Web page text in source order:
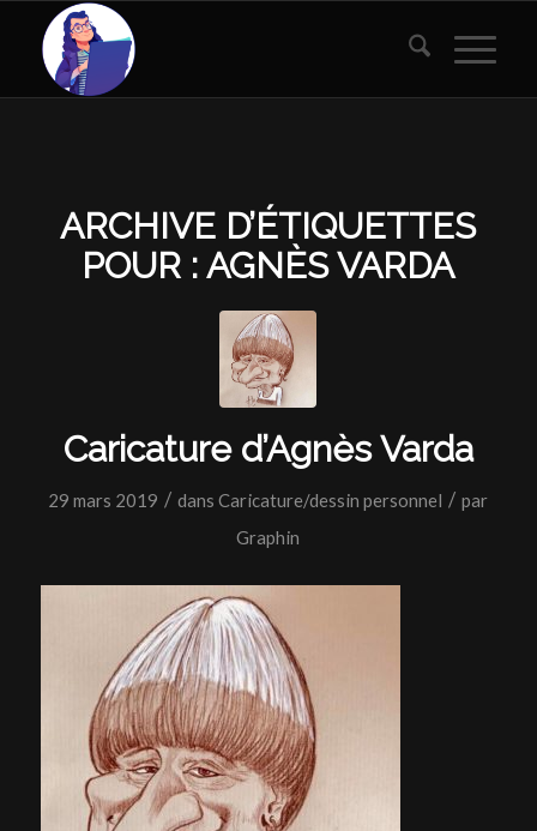
ARCHIVE D’ÉTIQUETTES
POUR :AGNÈS VARDA
Caricature d’Agnès Varda
29 mars 2019 / dansCaricature/dessin personnel / par
Graphin